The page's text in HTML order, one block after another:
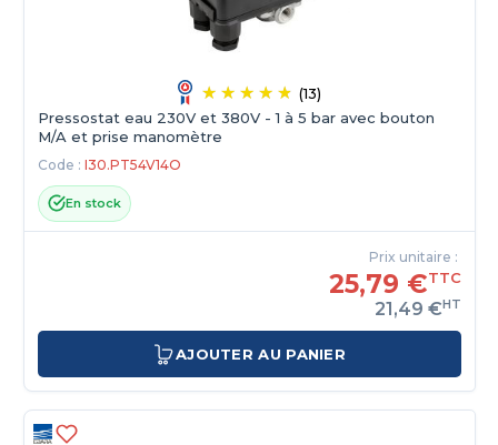
(13)
Pressostat eau 230V et 380V - 1 à 5 bar avec bouton
M/A et prise manomètre
Code : I30.PT54V14O
En stock
Prix unitaire :
25,79 €TTC
21,49 €HT
AJOUTER AU PANIER